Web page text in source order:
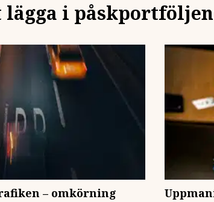
lägga i
– omkörning